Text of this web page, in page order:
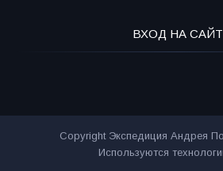
ВХОД НА САЙТ
Copyright Экспедиция Андрея
Используются